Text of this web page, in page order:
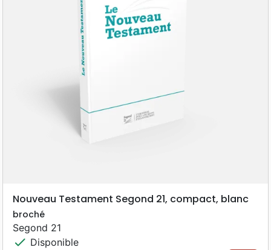
Nouveau Testament Segond 21, compact, blanc
broché
Segond 21
check Disponible